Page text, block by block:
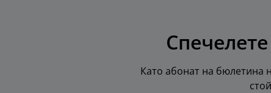
Като абонат на бюлетина